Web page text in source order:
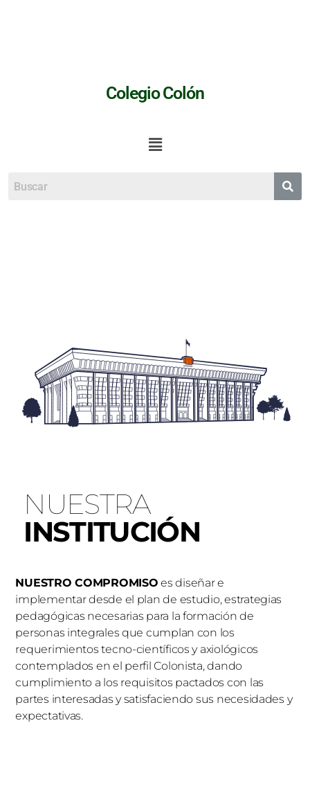
Colegio Colón
NUESTRA
INSTITUCIÓN
NUESTRO COMPROMISO es diseñar e
implementar desde el plan de estudio, estrategias
pedagógicas necesarias para la formación de
personas integrales que cumplan con los
requerimientos tecno-científicos y axiológicos
contemplados en el perfil Colonista, dando
cumplimiento a los requisitos pactados con las
partes interesadas y satisfaciendo sus necesidades y
expectativas.